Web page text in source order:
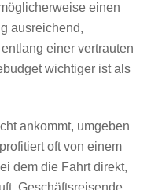
einen
ausreichend,
einer vertrauten
wichtiger ist als
ankommt, umgeben
oft von einem
dem die Fahrt direkt,